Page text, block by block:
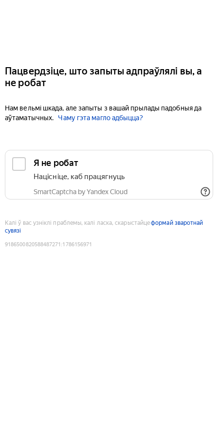
Пацвердзіце, што запыты адпраўлялі вы, а
не робат
Нам вельмі шкада, але запыты з вашай прылады падобныя да
аўтаматычных.
Чаму гэта магло адбыцца?
Я не робат
Націсніце, каб працягнуць
SmartCaptcha by Yandex Cloud
Калі ў вас узніклі праблемы, калі ласка, скарыстайцеформай зваротнай
сувязі
9186500820588487271 :1786156971